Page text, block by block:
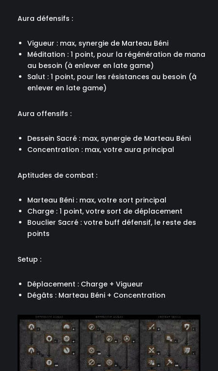
Aura défensifs :
Vigueur : max, synergie de Marteau Béni
Méditation : 1 point, pour la régénération de mana
au besoin (à enlever en late game)
Salut : 1 point, pour les résistances au besoin (à
enlever en late game)
Aura offensifs :
Dessein Sacré : max, synergie de Marteau Béni
Concentration : max, votre aura principal
Aptitudes de combat :
Marteau Béni : max, votre sort principal
Charge : 1 point, votre sort de déplacement
Bouclier Sacré : votre buff défensif, le reste des
points
Setup :
Déplacement : Charge + Vigueur
Dégâts : Marteau Béni + Concentration